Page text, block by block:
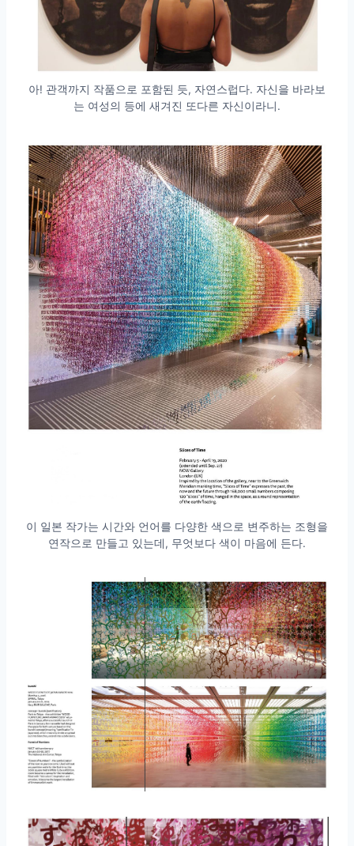
아! 관객까지 작품으로 포함된 듯, 자연스럽다. 자신을 바라보
는 여성의 등에 새겨진 또다른 자신이라니.
이 일본 작가는 시간와 언어를 다양한 색으로 변주하는 조형을
연작으로 만들고 있는데, 무엇보다 색이 마음에 든다.